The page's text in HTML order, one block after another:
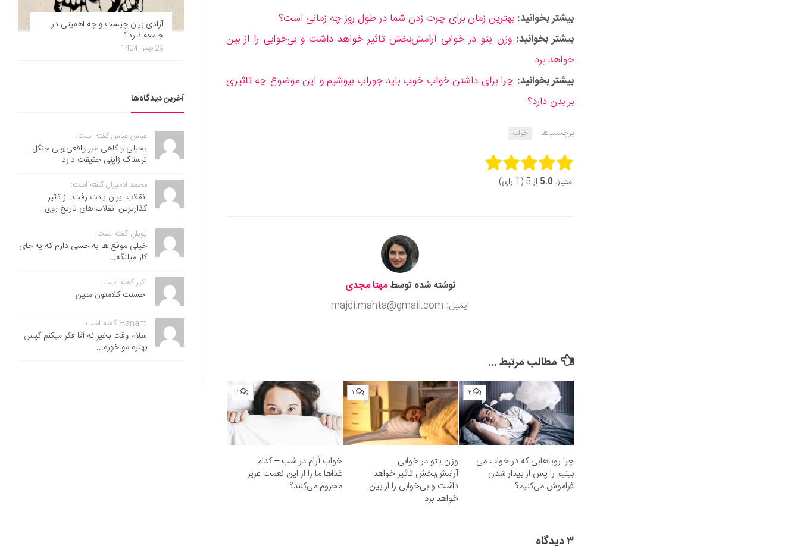
بیشتر بخوانید: بهترین زمان برای چرت زدن شما در طول روز چه زمانی است؟
بیشتر بخوانید: وزن پتو در خوابی آرامش‌بخش تاثیر خواهد داشت و بی‌خوابی را از بین
خواهد برد
بیشتر بخوانید: چرا برای داشتن خواب خوب باید جوراب بپوشیم و این موضوع چه تاثیری
بر بدن دارد؟
برچسب‌ها: خواب
Rate this item:
امتیاز: 5.0 از 5 (1 رای)
نوشته شده توسطمهتا مجدی
ایمیل: majdi.mahta@gmail.com
مطالب مرتبط ...
۲
چرا رویاهایی که در خواب می
بینیم را پس از بیدار شدن
فراموش می‌کنیم؟
۱
وزن پتو در خوابی
آرامش‌بخش تاثیر خواهد
داشت و بی‌خوابی را از بین
خواهد برد
۱
خواب آرام در شب – کدام
غذاها ما را از این نعمت عزیز
محروم می‌کنند؟
۳ دیدگاه
آزادی بیان چیست و چه اهمیتی در
جامعه دارد؟
29 بهمن 1404
آخرین دیدگاه‌ها
عباس عباس گفته است:
تخیلی و گاهی غیر واقعی,ولی جنگل
ترسناک ژاپنی حقیقت دارد
محمد آدمیرال گفته است:
انقلاب ایران یادت رفت. از تاثیر
گذارترین انقلاب های تاریخ روی...
پویان گفته است:
خیلی موقع ها یه حسی دارم که یه جای
کار میلنگه...
اکبر گفته است:
احسنت ‌کلامتون متین
Hanam گفته است:
سلام وقت بخیر نه آقا فکر میکنم گیس
بهتره مو خوره...